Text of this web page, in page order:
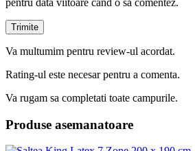
pentru data viitoare când o să comentez.
Va multumim pentru review-ul acordat.
Rating-ul este necesar pentru a comenta.
Va rugam sa completati toate campurile.
Produse asemanatoare